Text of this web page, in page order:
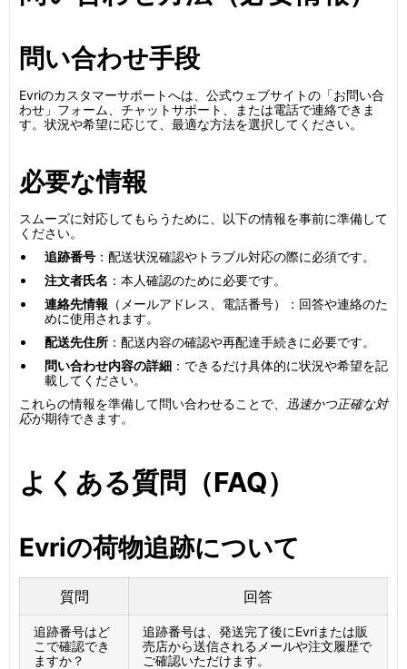
問い合わせ手段
Evriのカスタマーサポートへは、公式ウェブサイトの「お問い合
わせ」フォーム、チャットサポート、または電話で連絡できま
す。状況や希望に応じて、最適な方法を選択してください。
必要な情報
スムーズに対応してもらうために、以下の情報を事前に準備して
ください。
追跡番号 ：配送状況確認やトラブル対応の際に必須です。
注文者氏名 ：本人確認のために必要です。
連絡先情報 （メールアドレス、電話番号）：回答や連絡のた
めに使用されます。
配送先住所 ：配送内容の確認や再配達手続きに必要です。
問い合わせ内容の詳細 ：できるだけ具体的に状況や希望を記
載してください。
これらの情報を準備して問い合わせることで、
迅速かつ正確な対
応が期待できます。
よくある質問（FAQ）
Evriの荷物追跡について
質問 回答
追跡番号はど
こで確認でき
ますか？
追跡番号は、発送完了後にEvriまたは販
売店から送信されるメールや注文履歴で
ご確認いただけます。